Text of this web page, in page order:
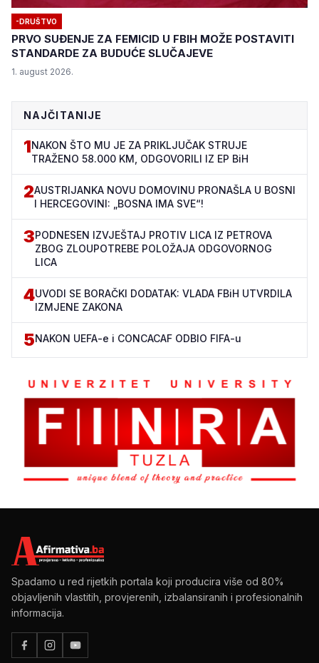
-DRUŠTVO
PRVO SUĐENJE ZA FEMICID U FBIH MOŽE POSTAVITI
STANDARDE ZA BUDUĆE SLUČAJEVE
1. august 2026.
NAJČITANIJE
1NAKON ŠTO MU JE ZA PRIKLJUČAK STRUJE
TRAŽENO 58.000 KM, ODGOVORILI IZ EP BiH
2AUSTRIJANKA NOVU DOMOVINU PRONAŠLA U BOSNI
I HERCEGOVINI: „BOSNA IMA SVE“!
3PODNESEN IZVJEŠTAJ PROTIV LICA IZ PETROVA
ZBOG ZLOUPOTREBE POLOŽAJA ODGOVORNOG
LICA
4UVODI SE BORAČKI DODATAK: VLADA FBiH UTVRDILA
IZMJENE ZAKONA
5NAKON UEFA-e i CONCACAF ODBIO FIFA-u
Spadamo u red rijetkih portala koji producira više od 80%
objavljenih vlastitih, provjerenih, izbalansiranih i profesionalnih
informacija.